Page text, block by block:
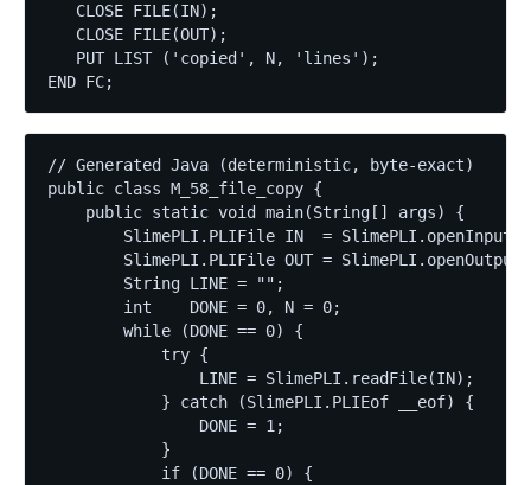
   CLOSE FILE(IN);
   CLOSE FILE(OUT);
   PUT LIST ('copied', N, 'lines');
END FC;
// Generated Java (deterministic, byte-exact)
public class M_58_file_copy {
    public static void main(String[] args) {
SlimePLI.PLIFile IN  =
SlimePLI.PLIFile OUT =
        String LINE = "";
        int    DONE = 0, N = 0;
        while (DONE == 0) {
            try {
                LINE = SlimePLI.readFile(IN);
            } catch (SlimePLI.PLIEof __eof) {
                DONE = 1;
            }
            if (DONE == 0) {